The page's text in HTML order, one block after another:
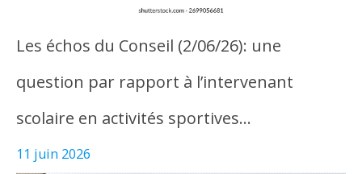
Les échos du Conseil (2/06/26): une
question par rapport à l’intervenant
scolaire en activités sportives…
11 juin 2026